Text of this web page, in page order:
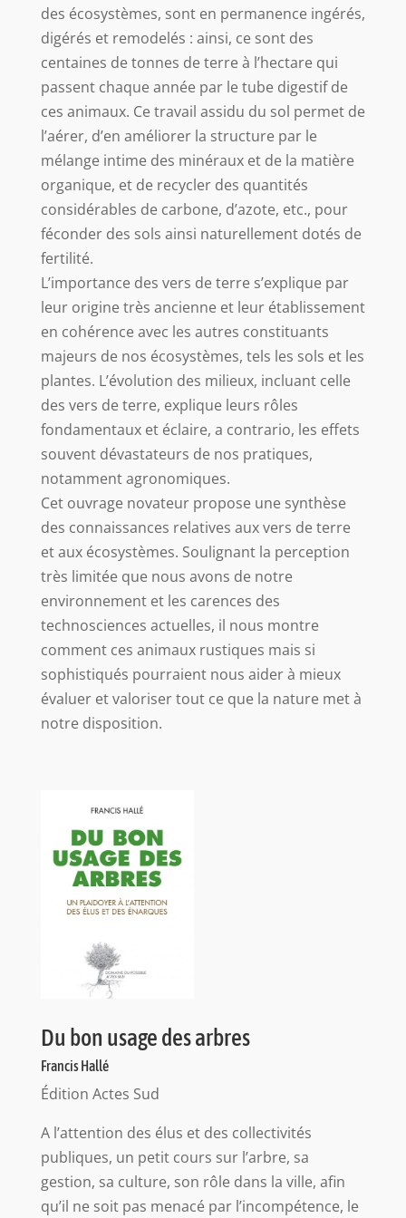
des écosystèmes, sont en permanence ingérés,
digérés et remodelés : ainsi, ce sont des
centaines de tonnes de terre à l’hectare qui
passent chaque année par le tube digestif de
ces animaux. Ce travail assidu du sol permet de
l’aérer, d’en améliorer la structure par le
mélange intime des minéraux et de la matière
organique, et de recycler des quantités
considérables de carbone, d’azote, etc., pour
féconder des sols ainsi naturellement dotés de
fertilité.
L’importance des vers de terre s’explique par
leur origine très ancienne et leur établissement
en cohérence avec les autres constituants
majeurs de nos écosystèmes, tels les sols et les
plantes. L’évolution des milieux, incluant celle
des vers de terre, explique leurs rôles
fondamentaux et éclaire, a contrario, les effets
souvent dévastateurs de nos pratiques,
notamment agronomiques.
Cet ouvrage novateur propose une synthèse
des connaissances relatives aux vers de terre
et aux écosystèmes. Soulignant la perception
très limitée que nous avons de notre
environnement et les carences des
technosciences actuelles, il nous montre
comment ces animaux rustiques mais si
sophistiqués pourraient nous aider à mieux
évaluer et valoriser tout ce que la nature met à
notre disposition.
Du bon usage des arbres
Francis Hallé
Édition Actes Sud
A l’attention des élus et des collectivités
publiques, un petit cours sur l’arbre, sa
gestion, sa culture, son rôle dans la ville, afin
qu’il ne soit pas menacé par l’incompétence, le